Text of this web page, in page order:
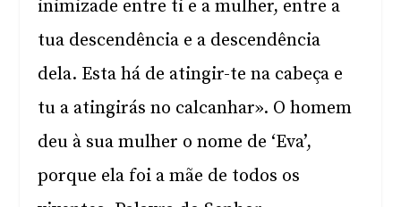
inimizade entre ti e a mulher, entre a
tua descendência e a descendência
dela. Esta há de atingir-te na cabeça e
tu a atingirás no calcanhar». O homem
deu à sua mulher o nome de ‘Eva’,
porque ela foi a mãe de todos os